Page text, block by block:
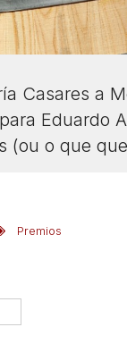
Casares a
Eduardo
(ou o que
Premios